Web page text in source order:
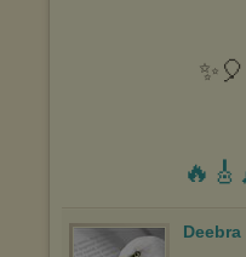
Deebra